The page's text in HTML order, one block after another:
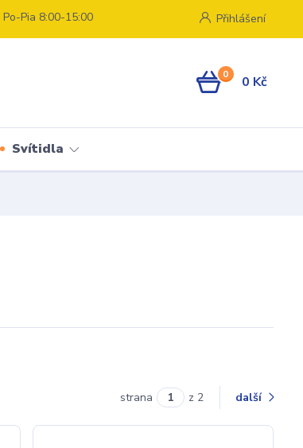
Přihlášení
Po-Pia 8:00-15:00
0 0 Kč
Svítidla
strana z 2 další